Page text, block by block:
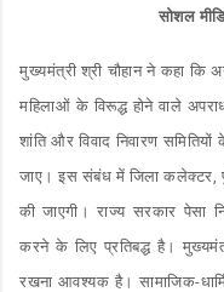
सोशल
मुख्यमंत्री श्री चौहान ने कहा कि
महिलाओं के विरूद्ध होने वाले
शांति और विवाद निवारण
जाए। इस संबंध में जिला कलेक्टर,
की जाएगी। राज्य सरकार पेसा
करने के लिए प्रतिबद्ध है।
रखना आवश्यक है। सामाजिक-